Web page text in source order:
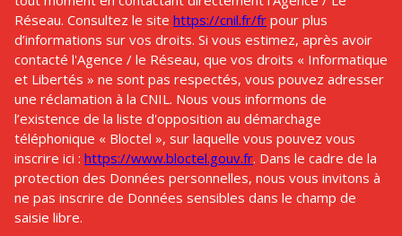
Réseau. Consultez le site https://cnil.fr/fr pour plus
d’informations sur vos droits. Si vous estimez, après avoir
contacté l'Agence / le Réseau, que vos droits « Informatique
et Libertés » ne sont pas respectés, vous pouvez adresser
une réclamation à la CNIL. Nous vous informons de
l’existence de la liste d'opposition au démarchage
téléphonique « Bloctel », sur laquelle vous pouvez vous
inscrire ici : https://www.bloctel.gouv.fr. Dans le cadre de la
protection des Données personnelles, nous vous invitons à
ne pas inscrire de Données sensibles dans le champ de
saisie libre.